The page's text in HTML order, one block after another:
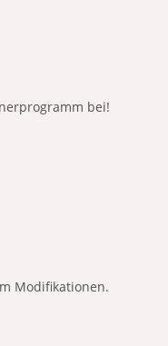
bei!
Modifikationen.